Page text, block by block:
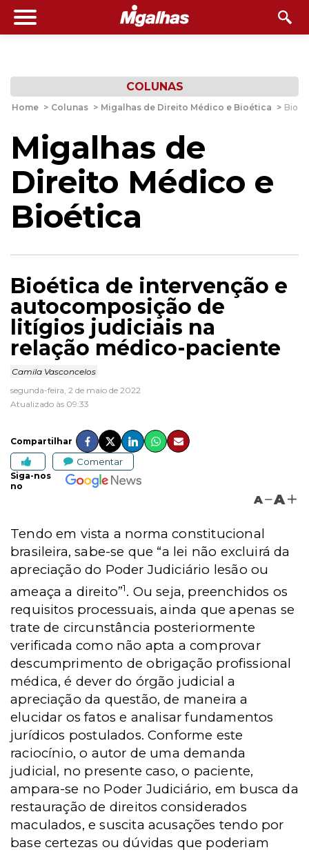
COLUNAS
Home > Colunas > Migalhas de Direito Médico e Bioética >
Migalhas de
Direito Médico e
Bioética
Bioética de intervenção e
autocomposição de
litígios judiciais na
relação médico-paciente
Camila Vasconcelos
segunda-feira, 2 de maio de 2022
Atualizado às 09:33
Compartilhar
Comentar
Siga-nos
no
A A
Tendo em vista a norma constitucional
brasileira, sabe-se que “a lei não excluirá da
apreciação do Poder Judiciário lesão ou
ameaça a direito”1. Ou seja, preenchidos os
requisitos processuais, ainda que apenas se
trate de circunstância posteriormente
verificada como não apta a comprovar
descumprimento de obrigação profissional
médica, é dever do órgão judicial a
apreciação da questão, de maneira a
elucidar os fatos e analisar fundamentos
jurídicos postulados. Conforme este
raciocínio, o autor de uma demanda
judicial, no presente caso, o paciente,
ampara-se no Poder Judiciário, em busca da
restauração de direitos considerados
maculados, e suscita acusações tendo por
base certezas ou dúvidas que poderiam